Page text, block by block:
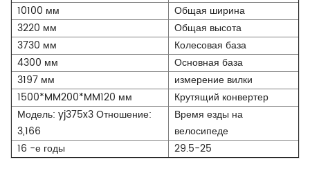
10100 мм
Общая ширина
3220 мм
Общая высота
3730 мм
Колесовая база
4300 мм
Основная база
3197 мм
измерение вилки
1500*MM200*MM120 мм
Крутящий конвертер
Модель: yj375x3 Отношение:
3,166
Время езды на
велосипеде
16 -е годы
29.5-25